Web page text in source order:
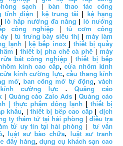
sạch| bàn thao tác công
tĩnh điện | kệ trung tải | kệ hạng
lò hấp nướng đa năng |lò nướng
công nghiệp|tủ cơm công
| tủ trưng bày siêu thị |máy làm
lạnh |kệ bếp inox| thiết bị quầy
| thiết bị pha chế cà phê| máy
bát công nghiệp|thiết bị bếp
kính cao cấp,cửa nhôm kính
cửa kính cường lực, cầu thang kính
mở, ban công mở tự động, vách
cường lực .Quảng cáo
| Quảng cáo Zalo Ads |Quảng cáo
| thực phẩm đông lạnh |thiết bị
khẩu, |thiết bị bếp cao cấp|dịch
ty thám tử tại hải phòng |điều tra
tử uy tín tại hải phòng | tư vấn
, luật sư bào chữa, luật sư tranh
đẩy hàng,dụng cụ khách sạn cao